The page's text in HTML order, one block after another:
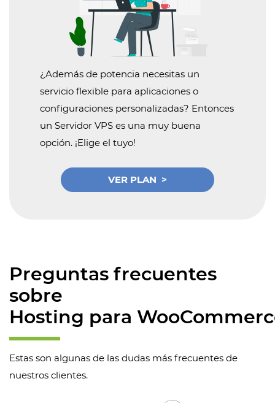
¿Además de potencia necesitas un
servicio flexible para aplicaciones o
configuraciones personalizadas? Entonces
un Servidor VPS es una muy buena
opción. ¡Elige el tuyo!
VER PLAN
Preguntas frecuentes
sobre
Hosting para
Estas son algunas de las dudas más frecuentes de
nuestros clientes.